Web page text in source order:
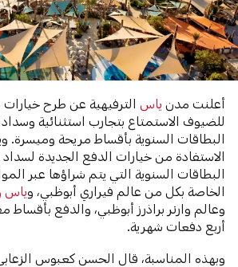
أعلنت مدنياس الترفيهية عن طرح خيارات
للضيوف الاستمتاع بتجارب استثنائية وسداد
البطاقات السنوية بأقساط مريحة وميسرة.
الاستفادة من خيارات الدفع الجديدة لسداد
البطاقات السنوية التي يتم شراؤها عبر
الخاصة بكل من عالم فيراري أبوظبي، وياس
وعالم وارنر براذرز أبوظبي، والدفع بأقساط
أربع دفعات شهرية.
وبهذه المناسبة، قال الحسن كعبوس